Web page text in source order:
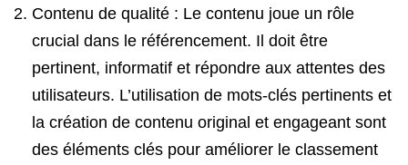
Contenu de qualité : Le contenu joue un rôle
crucial dans le référencement. Il doit être
pertinent, informatif et répondre aux attentes des
utilisateurs. L’utilisation de mots-clés pertinents et
la création de contenu original et engageant sont
des éléments clés pour améliorer le classement